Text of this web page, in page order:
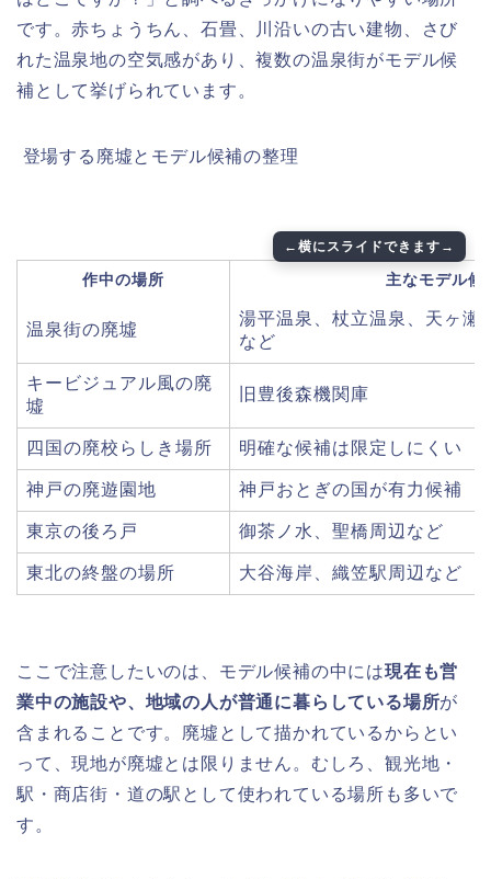
です。赤ちょうちん、石畳、川沿いの古い建物、さび
れた温泉地の空気感があり、複数の温泉街がモデル候
補として挙げられています。
️ 登場する廃墟とモデル候補の整理
作中の場所 主なモデル候
温泉街の廃墟
湯平温泉、杖立温泉、天ヶ瀬
など
キービジュアル風の廃
墟
旧豊後森機関庫
四国の廃校らしき場所 明確な候補は限定しにくい
神戸の廃遊園地 神戸おとぎの国が有力候補
東京の後ろ戸 御茶ノ水、聖橋周辺など
東北の終盤の場所 大谷海岸、織笠駅周辺など
ここで注意したいのは、モデル候補の中には現在も営
業中の施設や、地域の人が普通に暮らしている場所が
含まれることです。廃墟として描かれているからとい
って、現地が廃墟とは限りません。むしろ、観光地・
駅・商店街・道の駅として使われている場所も多いで
す。